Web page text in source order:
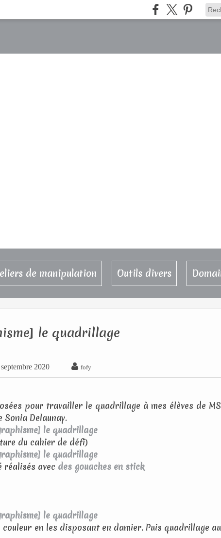
de manipulation Outils divers
le quadrillage
2020  fofy
pour travailler le quadrillage à mes élèves de MS
Delaunay.
du cahier de défi)
réalisés avec des gouaches en stick
en les disposant en damier. Puis quadrillage au